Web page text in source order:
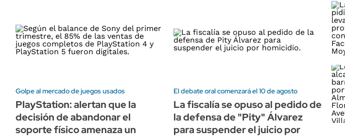
Golpe al mercado de juegos usados
PlayStation: alertan que la
decisión de abandonar el
soporte físico amenaza un
El debate oral comenzará el 10 de agosto
La fiscalía se opuso al pedido de
la defensa de "Pity" Álvarez
para suspender el juicio por